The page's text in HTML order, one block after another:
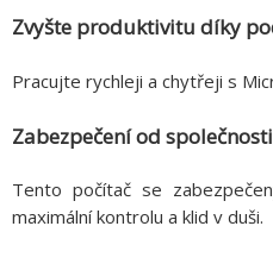
Zvyšte produktivitu díky
Pracujte rychleji a chytřeji s
Zabezpečení od
Tento počítač se
maximální kontrolu a klid v duši.